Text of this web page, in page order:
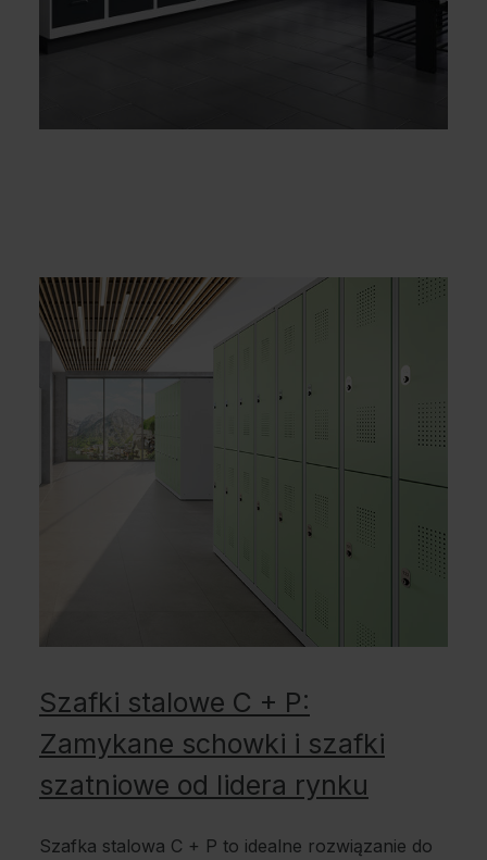
Szafki stalowe C + P:
Zamykane schowki i szafki
szatniowe od lidera rynku
Szafka stalowa C + P to idealne rozwiązanie do